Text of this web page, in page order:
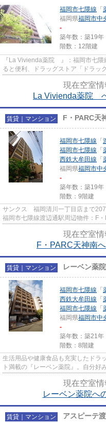
福岡市七隈線 「
福岡県福岡市中
-
築年数：築19年
階数：12階建
『La Vivienda薬院 』：福岡市七隈
ると便利、ドラッグストア「ドラッ
と十分な耐震性を兼ね備えた...
現在空室情
La Vivienda薬院
賃貸｜マンション F・PARC天
福岡市七隈線 「
福岡市七隈線 「
西鉄大牟田線 「
福岡県福岡市中
-
築年数：築19年
階数：9階建
サンクス 福岡清川一丁目店まで
福岡市七隈線渡辺通駅周辺物件：F
クリートの建物。朝に慌てること...
現在空室情
F・PARC天神南
賃貸｜マンション レーベン薬院
福岡市七隈線 「
西鉄大牟田線 「
福岡市七隈線 「
福岡県福岡市中
-
築年数：築21年
階数：8階建
生活用品や健康食品も充実したドラ
ト満載の『レーベン薬院』。自分好
造がベストです。駅まで歩い...
現在空室情
レーベン薬院へ
賃貸｜マンション アスピーテ